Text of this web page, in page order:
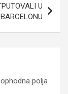
U
BARCELONU
polja